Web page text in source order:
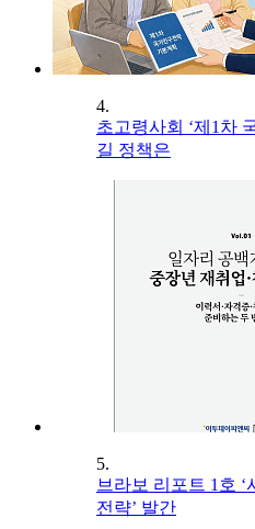
4.
초고령사회 ‘제1차
길 정책은
5.
브라보 리포트 1호 ‘
전략’ 발간